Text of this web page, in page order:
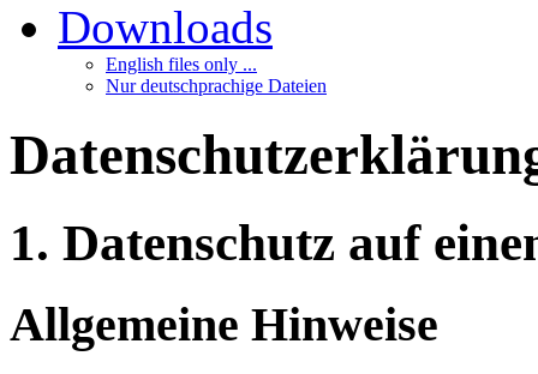
Downloads
English files only ...
Nur deutschprachige Dateien
1. Datenschutz auf
Allgemeine Hinweise